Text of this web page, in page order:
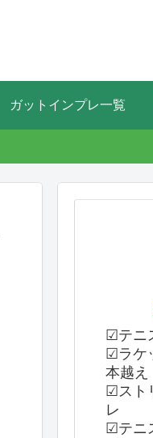
ガットインプレ一覧
☑テニ
☑ラケ
本越え
☑スト
レ
☑テニ